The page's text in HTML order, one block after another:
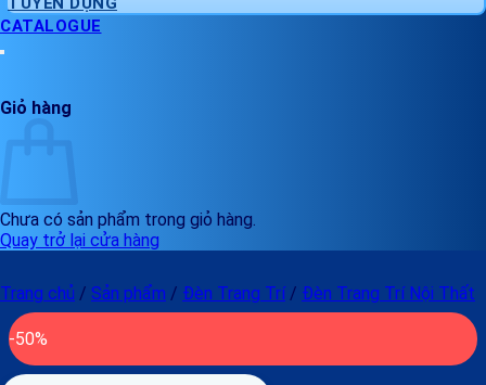
CATALOGUE
Giỏ hàng
Chưa có sản phẩm trong giỏ hàng.
Quay trở lại cửa hàng
Trang chủ / Sản phẩm / Đèn Trang Trí / Đèn Trang Trí Nội Thất
-50%